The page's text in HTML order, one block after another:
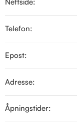
Telefon:
Epost:
Adresse:
Åpningstider: